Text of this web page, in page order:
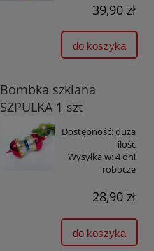
39,90 zł
do koszyka
Bombka szklana
SZPULKA 1 szt
Dostępność:duża
ilość
Wysyłka w:4 dni
robocze
28,90 zł
do koszyka